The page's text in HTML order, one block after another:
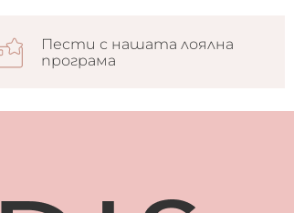
Пести с нашата лоялна
програма